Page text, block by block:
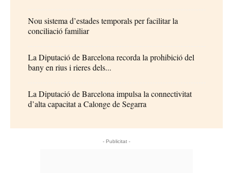
Nou sistema d’estades temporals per facilitar la
conciliació familiar
La Diputació de Barcelona recorda la prohibició del
bany en rius i rieres dels...
La Diputació de Barcelona impulsa la connectivitat
d’alta capacitat a Calonge de Segarra
- Publicitat -